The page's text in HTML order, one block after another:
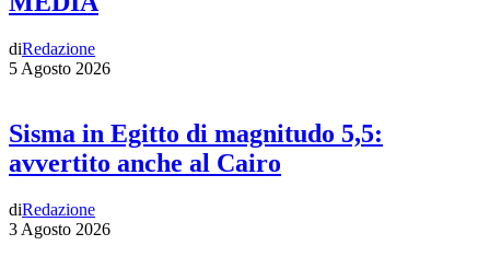
diRedazione
5 Agosto 2026
Sisma in Egitto di magnitudo 5,5:
avvertito anche al Cairo
diRedazione
3 Agosto 2026